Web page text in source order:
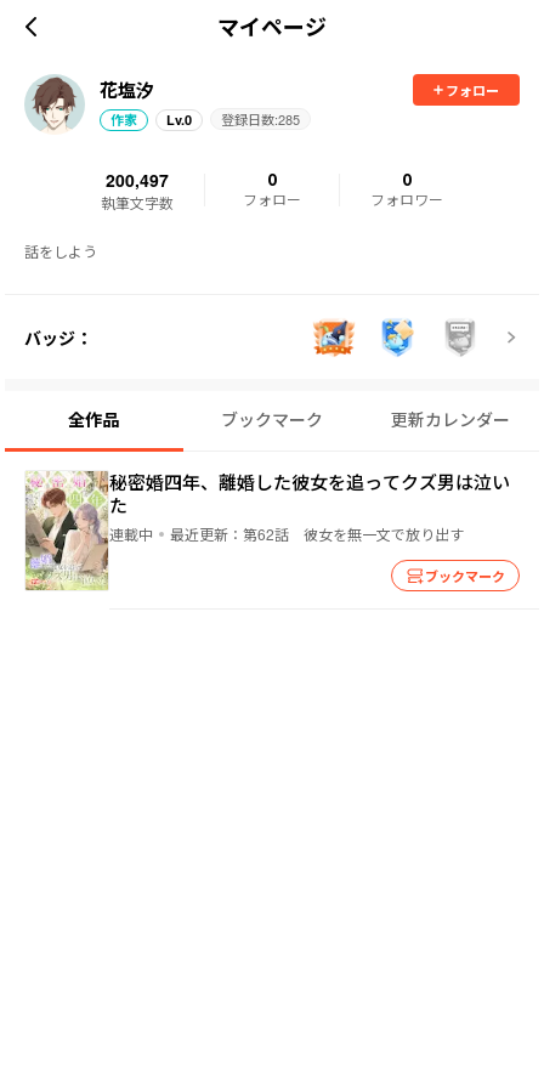
マイページ
花塩汐
フォロー
作家
Lv.0 登録日数:285
200,497
執筆文字数
0
フォロー
0
フォロワー
話をしよう
バッジ：
全作品 ブックマーク 更新カレンダー
秘密婚四年、離婚した彼女を追ってクズ男は泣い
た
連載中 最近更新： 第62話 彼女を無一文で放り出す
ブックマーク